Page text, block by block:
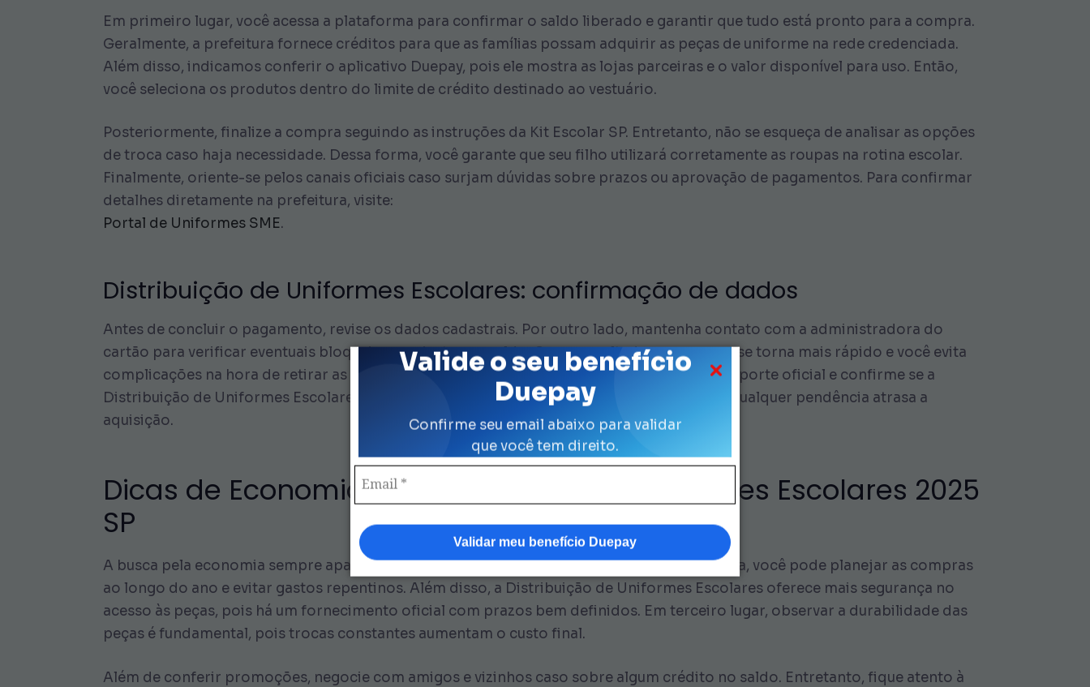
Valide o seu benefício
Duepay
Confirme seu email abaixo para validar
que você tem direito.
Validar meu benefício Duepay
Em primeiro lugar, você acessa a plataforma para confirmar o saldo liberado e garantir que tudo está pronto para a compra.
Geralmente, a prefeitura fornece créditos para que as famílias possam adquirir as peças de uniforme na rede credenciada.
Além disso, indicamos conferir o aplicativo Duepay, pois ele mostra as lojas parceiras e o valor disponível para uso. Então,
você seleciona os produtos dentro do limite de crédito destinado ao vestuário.
Posteriormente, finalize a compra seguindo as instruções da Kit Escolar SP. Entretanto, não se esqueça de analisar as opções
de troca caso haja necessidade. Dessa forma, você garante que seu filho utilizará corretamente as roupas na rotina escolar.
Finalmente, oriente-se pelos canais oficiais caso surjam dúvidas sobre prazos ou aprovação de pagamentos. Para confirmar
detalhes diretamente na prefeitura, visite:
Portal de Uniformes SME.
Distribuição de Uniformes Escolares: confirmação de dados
Antes de concluir o pagamento, revise os dados cadastrais. Por outro lado, mantenha contato com a administradora do
cartão para verificar eventuais bloqueios ou ajustes no saldo. Como resultado, o processo se torna mais rápido e você evita
complicações na hora de retirar as peças escolhidas. Em caso de divergências, busque o suporte oficial e confirme se a
Distribuição de Uniformes Escolares está devidamente registrada no app. Nesse sentido, qualquer pendência atrasa a
aquisição.
Dicas de Economia na Distribuição de Uniformes Escolares 2025
SP
A busca pela economia sempre aparece como prioridade para muitas famílias. Dessa forma, você pode planejar as compras
ao longo do ano e evitar gastos repentinos. Além disso, a Distribuição de Uniformes Escolares oferece mais segurança no
acesso às peças, pois há um fornecimento oficial com prazos bem definidos. Em terceiro lugar, observar a durabilidade das
peças é fundamental, pois trocas constantes aumentam o custo final.
Além de conferir promoções, negocie com amigos e vizinhos caso sobre algum crédito no saldo. Entretanto, fique atento à